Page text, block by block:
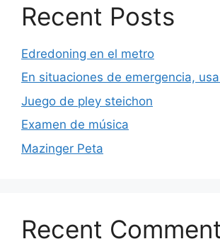
Recent Posts
Edredoning en el metro
En situaciones de emergencia,
Juego de pley steichon
Examen de música
Mazinger Peta
Recent